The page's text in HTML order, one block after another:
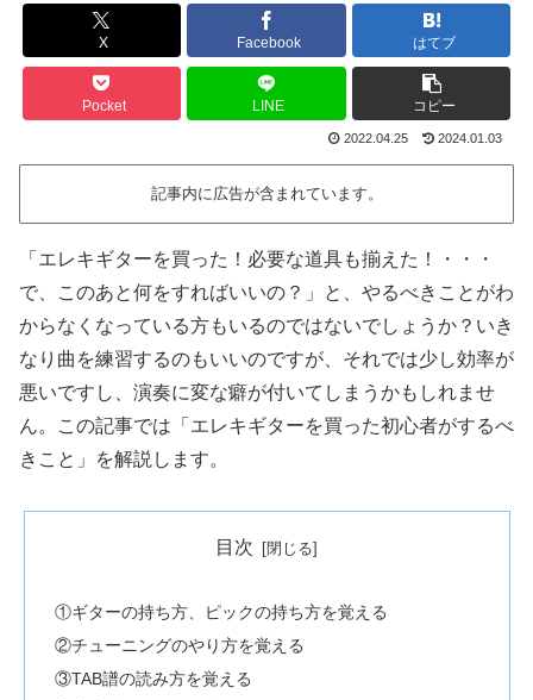
X Facebook はてブ
Pocket LINE コピー
2022.04.25 2024.01.03
記事内に広告が含まれています。
「エレキギターを買った！必要な道具も揃えた！・・・
で、このあと何をすればいいの？」と
やるべきことがわ
からなくなっている方もいるのではないでしょうか？いき
なり曲を練習するのもいいのですが、それでは少し効率が
悪いですし、演奏に変な癖が付いてしまうかもしれませ
ん。この記事では「エレキギターを買った初心者がするべ
きこと」を解説します。
目次
①ギターの持ち方、ピックの持ち方を覚える
②チューニングのやり方を覚える
③TAB譜の読み方を覚える